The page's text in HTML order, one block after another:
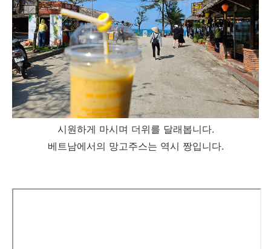
시원하게 마시며 더위를 달래봅니다.
베트남에서의 망고주스는 역시 짱입니다.